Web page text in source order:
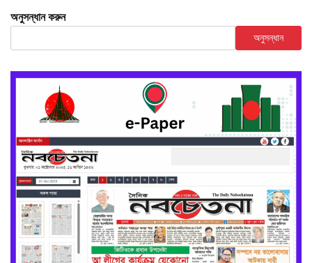
অনুসন্ধান করুন
অনুসন্ধান